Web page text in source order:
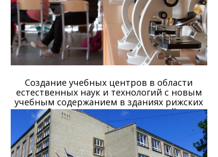
Создание учебных центров в области
естественных наук и технологий с новым
учебным содержанием в зданиях рижских
образовательных учреждений
2023